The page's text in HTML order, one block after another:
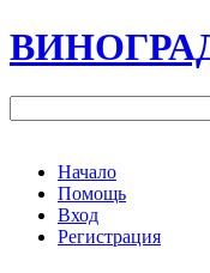
Начало
Помощь
Вход
Регистрация